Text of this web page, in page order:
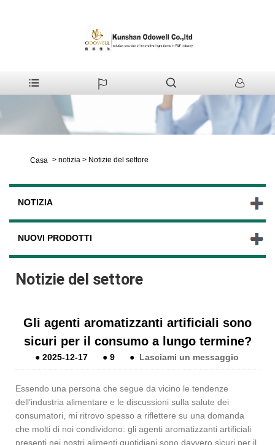
Casa > notizia > Notizie del settore
NOTIZIA
NUOVI PRODOTTI
Notizie del settore
Gli agenti aromatizzanti artificiali sono
sicuri per il consumo a lungo termine?
●2025-12-17 ●9 ● Lasciami un messaggio
Essendo una persona che segue da vicino le tendenze
dell’industria alimentare e le discussioni sulla salute dei
consumatori, mi ritrovo spesso a riflettere su una domanda
che molti di noi condividono: gli agenti aromatizzanti artificiali
presenti nei nostri alimenti quotidiani sono davvero sicuri per il